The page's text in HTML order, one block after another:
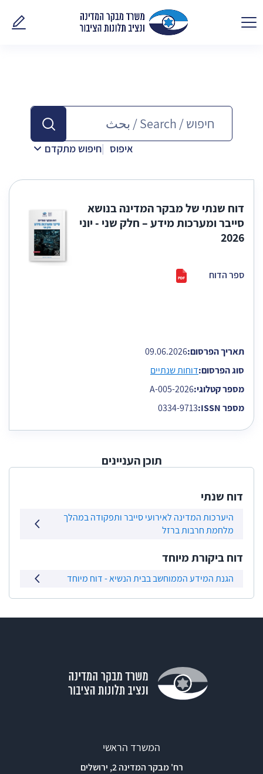
פנו
איפוס חיפוש מתקדם
דוח שנתי של מבקר המדינה בנושא
סייבר ומערכות מידע – חלק שני - יוני
2026
ספר הדוח
תאריך הפרסום:09.06.2026
סוג הפרסום:דוחות שנתיים
מספר קטלוגי:2026-A-005
מספר ISSN:
0334-9713
תוכן העניינים
דוח שנתי
היערכות המדינה לאירועי סייבר ותפקודה במהלך
מלחמת חרבות ברזל
דוח ביקורת מיוחד
הגנת המידע הממוחשב בבית הנשיא - דוח מיוחד
המשרד הראשי
רח' מבקר המדינה 2, ירושלים